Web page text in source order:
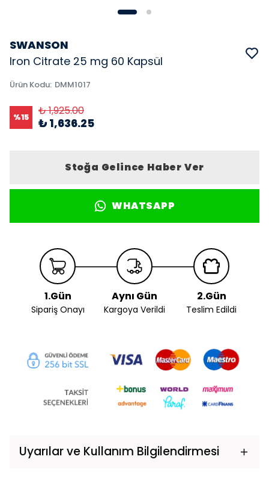
SWANSON
Iron Citrate 25 mg 60 Kapsül
Ürün Kodu: DMM1017
%15 ₺ 1,925.00
₺ 1,636.25
Stoğa Gelince Haber Ver
WHATSAPP
1.Gün
Sipariş Onayı
Aynı Gün
Kargoya Verildi
2.Gün
Teslim Edildi
Uyarılar ve Kullanım Bilgilendirmesi